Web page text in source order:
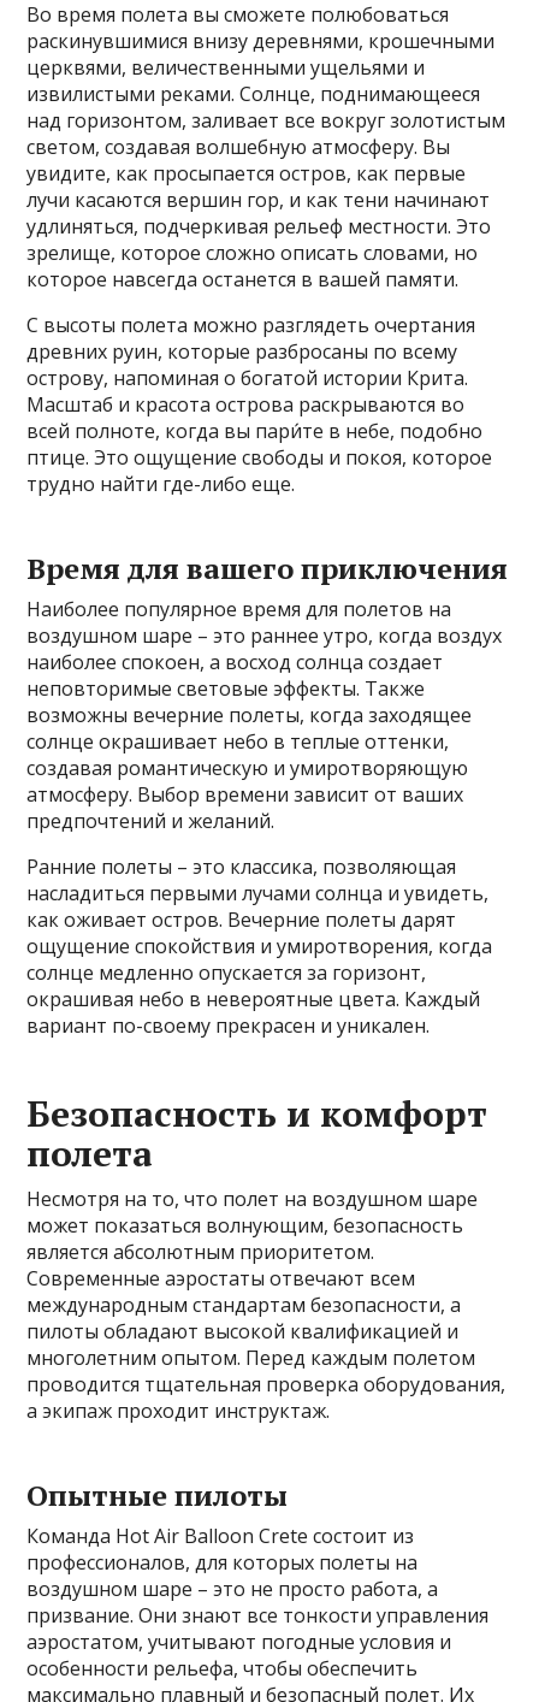
Во время полета вы сможете полюбоваться
раскинувшимися внизу деревнями, крошечными
церквями, величественными ущельями и
извилистыми реками. Солнце, поднимающееся
над горизонтом, заливает все вокруг золотистым
светом, создавая волшебную атмосферу. Вы
увидите, как просыпается остров, как первые
лучи касаются вершин гор, и как тени начинают
удлиняться, подчеркивая рельеф местности. Это
зрелище, которое сложно описать словами, но
которое навсегда останется в вашей памяти.
С высоты полета можно разглядеть очертания
древних руин, которые разбросаны по всему
острову, напоминая о богатой истории Крита.
Масштаб и красота острова раскрываются во
всей полноте, когда вы пари́те в небе, подобно
птице. Это ощущение свободы и покоя, которое
трудно найти где-либо еще.
Время для вашего приключения
Наиболее популярное время для полетов на
воздушном шаре – это раннее утро, когда воздух
наиболее спокоен, а восход солнца создает
неповторимые световые эффекты. Также
возможны вечерние полеты, когда заходящее
солнце окрашивает небо в теплые оттенки,
создавая романтическую и умиротворяющую
атмосферу. Выбор времени зависит от ваших
предпочтений и желаний.
Ранние полеты – это классика, позволяющая
насладиться первыми лучами солнца и увидеть,
как оживает остров. Вечерние полеты дарят
ощущение спокойствия и умиротворения, когда
солнце медленно опускается за горизонт,
окрашивая небо в невероятные цвета. Каждый
вариант по-своему прекрасен и уникален.
Безопасность и комфорт
полета
Несмотря на то, что полет на воздушном шаре
может показаться волнующим, безопасность
является абсолютным приоритетом.
Современные аэростаты отвечают всем
международным стандартам безопасности, а
пилоты обладают высокой квалификацией и
многолетним опытом. Перед каждым полетом
проводится тщательная проверка оборудования,
а экипаж проходит инструктаж.
Опытные пилоты
Команда Hot Air Balloon Crete состоит из
профессионалов, для которых полеты на
воздушном шаре – это не просто работа, а
призвание. Они знают все тонкости управления
аэростатом, учитывают погодные условия и
особенности рельефа, чтобы обеспечить
максимально плавный и безопасный полет. Их